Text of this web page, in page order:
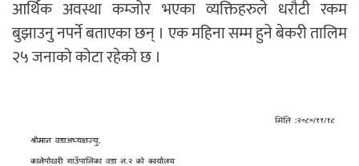
आर्थिक अवस्था कम्जोर भएका व्यक्तिहरुले धरौटी रकम
बुझाउनु नपर्ने बताएका छन् । एक महिना सम्म हुने बेकरी तालिम
२५ जनाको कोटा रहेको छ ।